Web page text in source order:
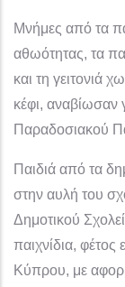
Μνήμες από τα
αθωότητας, τα
και τη γειτονιά
κέφι, αναβίωσαν
Παραδοσιακού
Παιδιά από τα
στην αυλή του
Δημοτικού
παιχνίδια,
Κύπρου, με